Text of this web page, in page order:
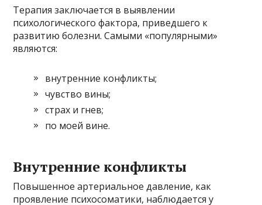
Терапия заключается в выявлении
психологического фактора, приведшего к
развитию болезни. Самыми «популярными»
являются:
внутренние конфликты;
чувство вины;
страх и гнев;
по моей вине.
Внутренние конфликты
Повышенное артериальное давление, как
проявление психосоматики, наблюдается у